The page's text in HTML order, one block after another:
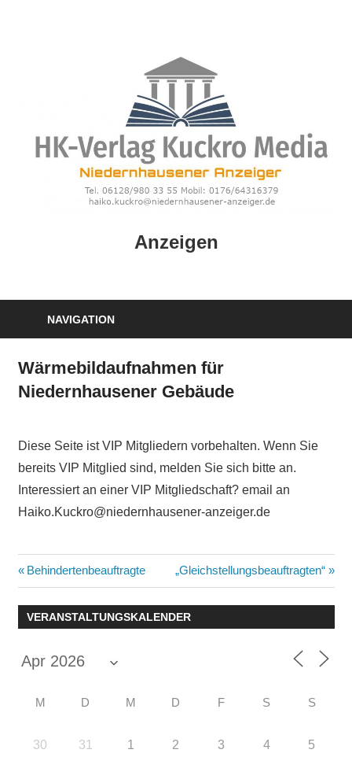
Anzeigen
NAVIGATION
Wärmebildaufnahmen für
Niedernhausener Gebäude
Diese Seite ist VIP Mitgliedern vorbehalten. Wenn Sie
bereits VIP Mitglied sind, melden Sie sich bitte an.
Interessiert an einer VIP Mitgliedschaft? email an
Haiko.Kuckro@niedernhausener-anzeiger.de
Beitragsnavigation
Vorheriger
Beitrag:
Behindertenbeauftragte
Nächster
Beitrag:
„Gleichstellungsbeauftragten“
VERANSTALTUNGSKALENDER
M D M D F S S
30 31 1 2 3 4 5